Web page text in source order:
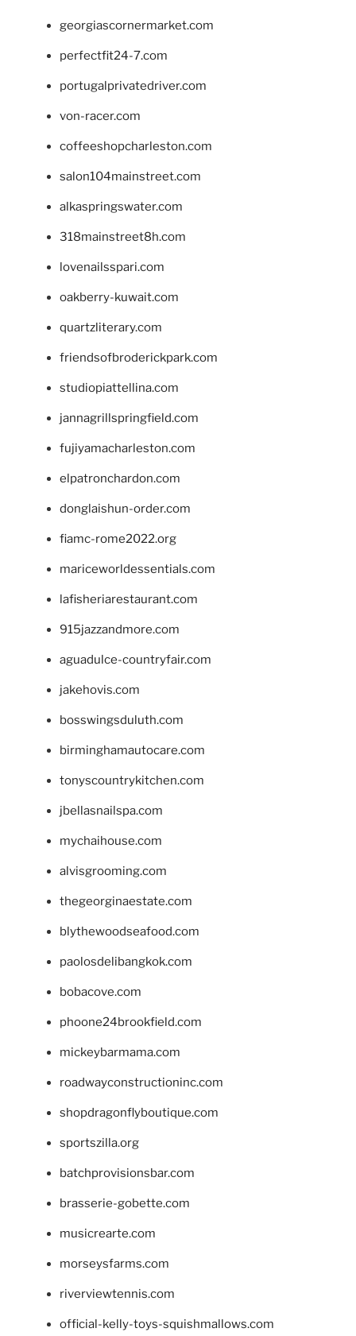
georgiascornermarket.com
perfectfit24-7.com
portugalprivatedriver.com
von-racer.com
coffeeshopcharleston.com
salon104mainstreet.com
alkaspringswater.com
318mainstreet8h.com
lovenailsspari.com
oakberry-kuwait.com
quartzliterary.com
friendsofbroderickpark.com
studiopiattellina.com
jannagrillspringfield.com
fujiyamacharleston.com
elpatronchardon.com
donglaishun-order.com
fiamc-rome2022.org
mariceworldessentials.com
lafisheriarestaurant.com
915jazzandmore.com
aguadulce-countryfair.com
jakehovis.com
bosswingsduluth.com
birminghamautocare.com
tonyscountrykitchen.com
jbellasnailspa.com
mychaihouse.com
alvisgrooming.com
thegeorginaestate.com
blythewoodseafood.com
paolosdelibangkok.com
bobacove.com
phoone24brookfield.com
mickeybarmama.com
roadwayconstructioninc.com
shopdragonflyboutique.com
sportszilla.org
batchprovisionsbar.com
brasserie-gobette.com
musicrearte.com
morseysfarms.com
riverviewtennis.com
official-kelly-toys-squishmallows.com